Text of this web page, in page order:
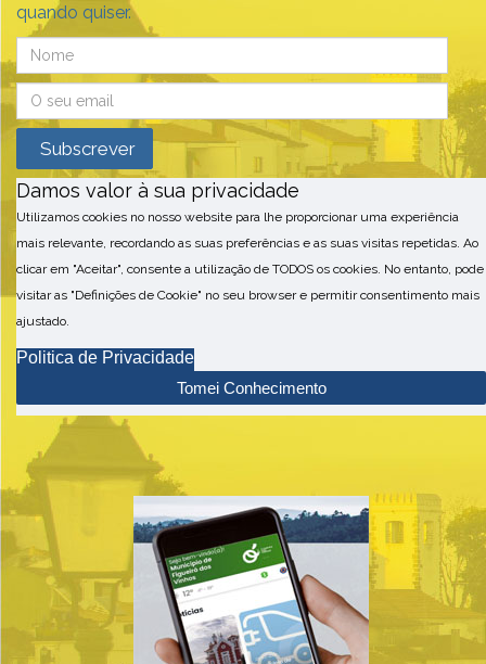
quando quiser.
Damos valor à sua privacidade
Utilizamos cookies no nosso website para lhe proporcionar uma experiência
mais relevante, recordando as suas preferências e as suas visitas repetidas. Ao
clicar em "Aceitar", consente a utilização de TODOS os cookies. No entanto, pode
visitar as "Definições de Cookie" no seu browser e permitir consentimento mais
ajustado.
Politica de Privacidade
Tomei Conhecimento